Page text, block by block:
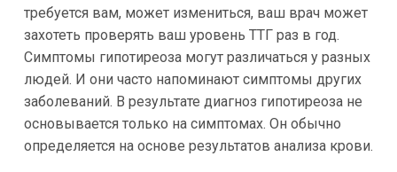
требуется вам, может измениться, ваш врач может
захотеть проверять ваш уровень ТТГ раз в год.
Симптомы гипотиреоза могут различаться у разных
людей. И они часто напоминают симптомы других
заболеваний. В результате диагноз гипотиреоза не
основывается только на симптомах. Он обычно
определяется на основе результатов анализа крови.